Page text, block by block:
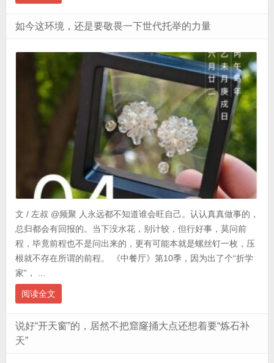
如今这环境，还是要敬畏一下世代托举的力量
文 / 左叔 @频聚 人永远都不知道谁会旺自己。认认真真做事的，
总归都会有回报的。当下没水花，别计较，但行好事，莫问前
程，毕竟前程也不是问出来的，更有可能本就是螺丝钉一枚，压
根就不存在所谓的前程。 《中餐厅》第10季，因为出了个“折学
家”， ...
阅读全文
说好“开天窗”的，居然不把窟窿捅大点还想着要“炼石补
天”